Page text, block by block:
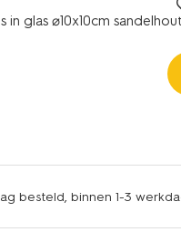
in glas ⌀10x10cm sandelhout
besteld, binnen 1-3